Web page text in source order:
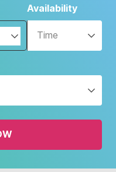
Availability
Time